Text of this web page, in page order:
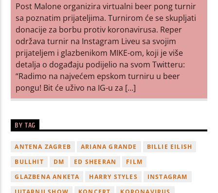
Post Malone organizira virtualni beer pong turnir
sa poznatim prijateljima. Turnirom će se skupljati
donacije za borbu protiv koronavirusa. Reper
održava turnir na Instagram Liveu sa svojim
prijateljem i glazbenikom MIKE-om, koji je više
detalja o događaju podijelio na svom Twitteru:
“Radimo na najvećem epskom turniru u beer
pongu! Bit će uživo na IG-u za […]
BY TAG
ANTENA ZAGREB ARIANA GRANDE
BILLIE EILISH
BULLHIT
DM ED SHEERAN
FILM
GLAZBENA ANKETA
HARRY STYLES
INSTAGRAM